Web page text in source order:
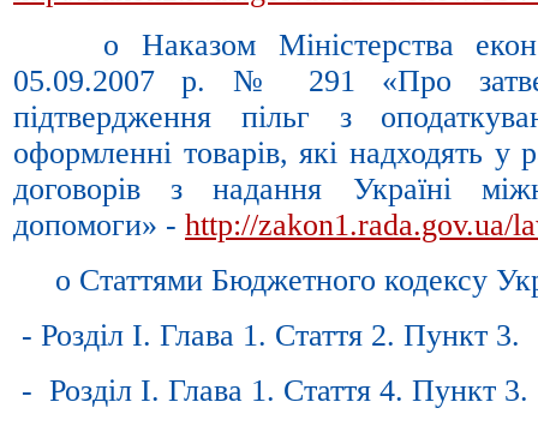
o Наказом Міністерства
05.09.2007 р. № 291 «Про
підтвердження пільг з
оформленні товарів, які надходять у
договорів з надання Україні
допомоги» - http://zakon1.rada.gov.ua/
o Статтями Бюджетного кодексу
- Розділ І. Глава 1. Стаття 2. Пункт 3.
- Розділ І. Глава 1. Стаття 4. Пункт 3.